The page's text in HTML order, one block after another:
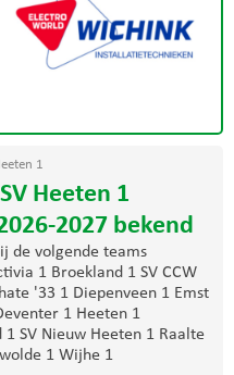
1
Heeten 1
2027 bekend
de volgende teams
1 Broekland 1 SV CCW
'33 1 Diepenveen 1 Emst
1 Heeten 1
SV Nieuw Heeten 1 Raalte
1 Wijhe 1